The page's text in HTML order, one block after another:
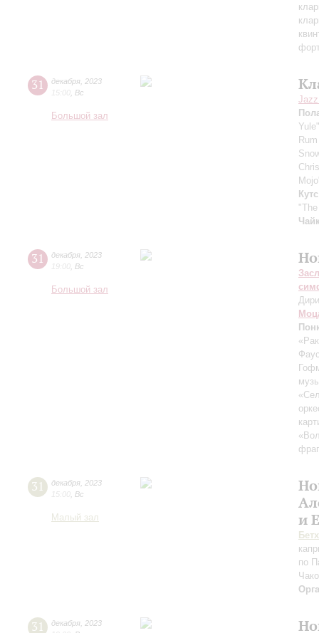
31 декабря 2023
15:00 Вс
Большой зал
31 декабря 2023
19:00 Вс
Большой зал
31 декабря 2023
15:00 Вс
Малый зал
и
по
31 декабря 2023